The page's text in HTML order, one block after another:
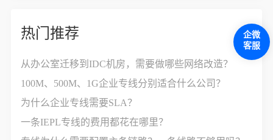
热门推荐
从办公室迁移到IDC机房，需要做哪些网络改造？
100M、500M、1G企业专线分别适合什么公司？
为什么企业专线需要SLA？
一条IEPL专线的费用都花在哪里？
企微
客服